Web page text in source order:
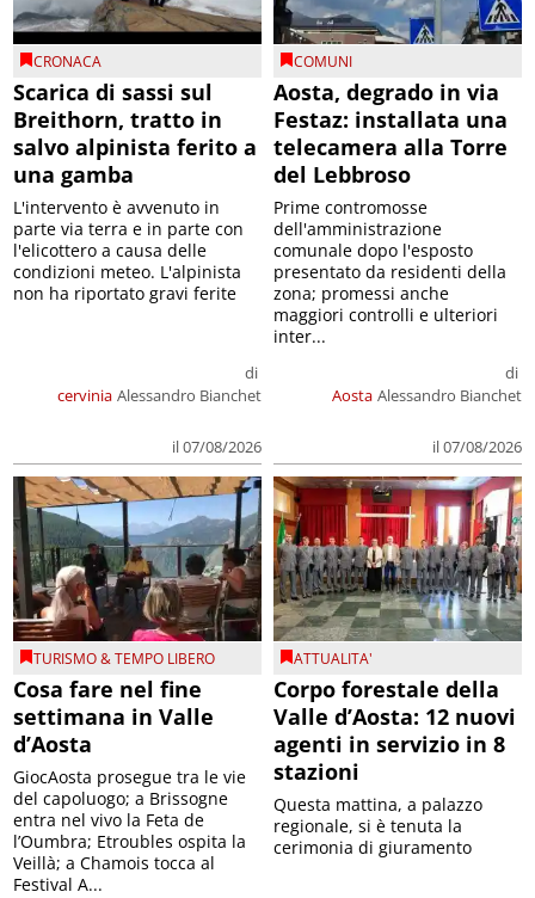
CRONACA
Scarica di sassi sul
Breithorn, tratto in
salvo alpinista ferito a
una gamba
cervinia
di
Alessandro Bianchet
il 07/08/2026
L'intervento è avvenuto in
parte via terra e in parte con
l'elicottero a causa delle
condizioni meteo. L'alpinista
non ha riportato gravi ferite
COMUNI
Aosta, degrado in via
Festaz: installata una
telecamera alla Torre
del Lebbroso
Aosta
di
Alessandro Bianchet
il 07/08/2026
Prime contromosse
dell'amministrazione
comunale dopo l'esposto
presentato da residenti della
zona; promessi anche
maggiori controlli e ulteriori
inter...
TURISMO & TEMPO LIBERO
Cosa fare nel fine
settimana in Valle
d’Aosta
GiocAosta prosegue tra le vie
del capoluogo; a Brissogne
entra nel vivo la Feta de
l’Oumbra; Etroubles ospita la
Veillà; a Chamois tocca al
Festival A...
ATTUALITA'
Corpo forestale della
Valle d’Aosta: 12 nuovi
agenti in servizio in 8
stazioni
Questa mattina, a palazzo
regionale, si è tenuta la
cerimonia di giuramento